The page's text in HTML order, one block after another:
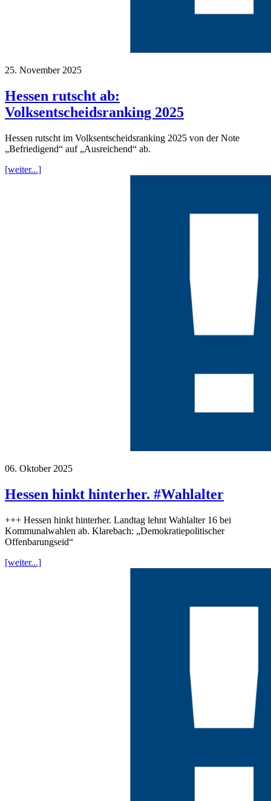
25. November 2025
Hessen rutscht ab:
Volksentscheidsranking 2025
Hessen rutscht im Volksentscheidsranking 2025 von der Note
„Befriedigend“ auf „Ausreichend“ ab.
[weiter...]
06. Oktober 2025
Hessen hinkt hinterher. #Wahlalter
+++ Hessen hinkt hinterher. Landtag lehnt Wahlalter 16 bei
Kommunalwahlen ab. Klarebach: „Demokratiepolitischer
Offenbarungseid“
[weiter...]